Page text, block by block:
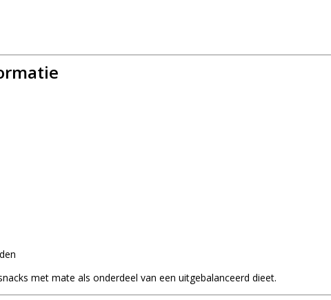
met mate als onderdeel van een uitgebalanceerd dieet.